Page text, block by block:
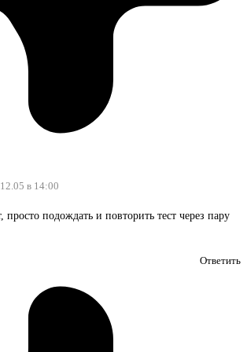
12.05 в 14:00
подождать и повторить тест через пару
Ответить